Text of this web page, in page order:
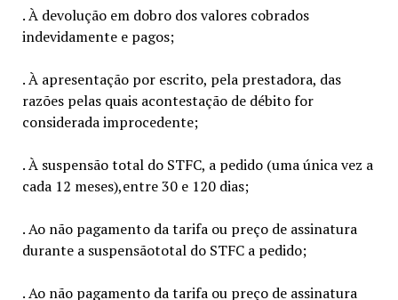
. À devolução em dobro dos valores cobrados
indevidamente e pagos;
. À apresentação por escrito, pela prestadora, das
razões pelas quais acontestação de débito for
considerada improcedente;
. À suspensão total do STFC, a pedido (uma única vez a
cada 12 meses),entre 30 e 120 dias;
. Ao não pagamento da tarifa ou preço de assinatura
durante a suspensãototal do STFC a pedido;
. Ao não pagamento da tarifa ou preço de assinatura